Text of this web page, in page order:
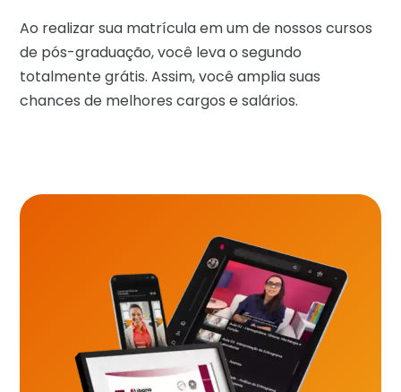
Ao realizar sua matrícula em um de nossos cursos
de pós-graduação, você leva o segundo
totalmente grátis. Assim, você amplia suas
chances de melhores cargos e salários.